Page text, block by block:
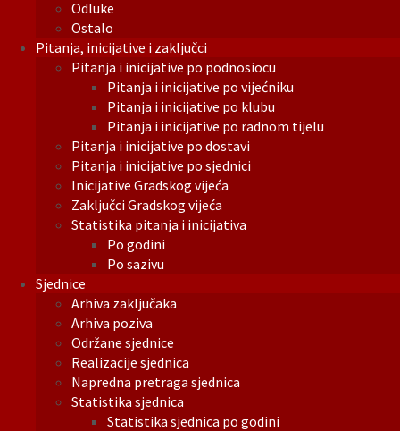
Odluke
Ostalo
Pitanja, inicijative i zaključci
Pitanja i inicijative po podnosiocu
Pitanja i inicijative po vijećniku
Pitanja i inicijative po klubu
Pitanja i inicijative po radnom tijelu
Pitanja i inicijative po dostavi
Pitanja i inicijative po sjednici
Inicijative Gradskog vijeća
Zaključci Gradskog vijeća
Statistika pitanja i inicijativa
Po godini
Po sazivu
Sjednice
Arhiva zaključaka
Arhiva poziva
Održane sjednice
Realizacije sjednica
Napredna pretraga sjednica
Statistika sjednica
Statistika sjednica po godini